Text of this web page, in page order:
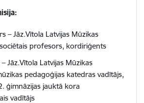
– Jāz.Vītola Latvijas Mūzikas
profesors, kordiriģents
– Jāz.Vītola Latvijas Mūzikas
pedagoģijas katedras vadītājs,
ģimnāzijas jauktā kora
vadītājs